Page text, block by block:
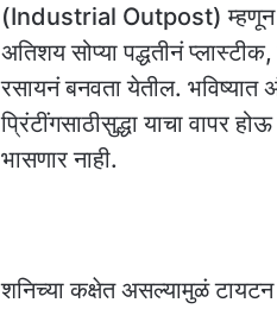
(Industrial Outpost) म्हणून
अतिशय सोप्या पद्धतीनं
रसायनं बनवता येतील. भविष्यात
प्रिंटींगसाठीसुद्धा याचा वापर
भासणार नाही.
शनिच्या कक्षेत असल्यामुळं